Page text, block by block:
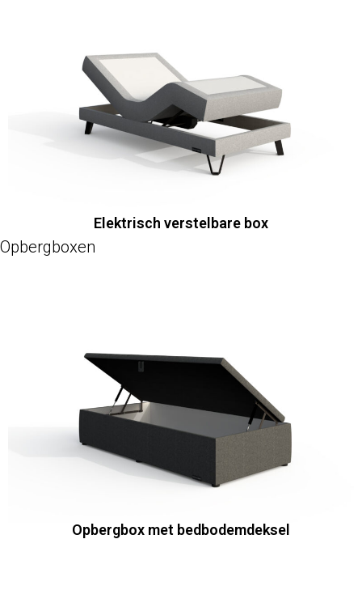
Elektrisch verstelbare box
Opbergboxen
Opbergbox met bedbodemdeksel